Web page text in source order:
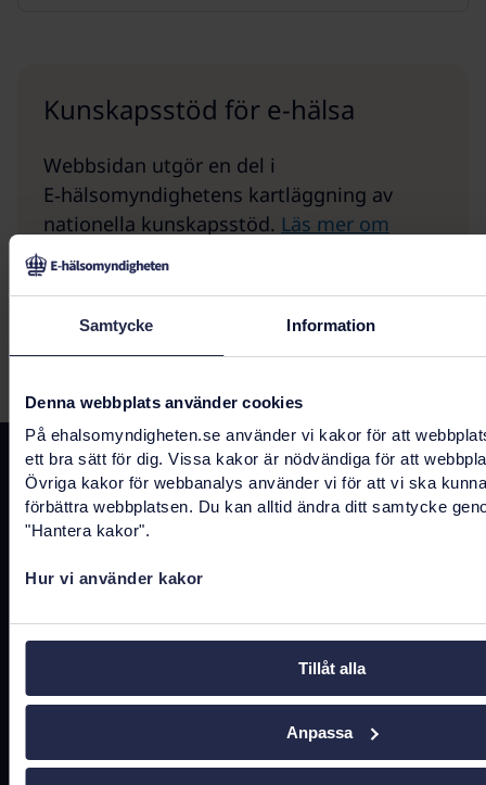
Samtycke Information
Denna webbplats använder cookies
På ehalsomyndigheten.se använder vi kakor för att
ett bra sätt för dig. Vissa kakor är nödvändiga för att
Övriga kakor för webbanalys använder vi för att vi ska
förbättra webbplatsen. Du kan alltid ändra ditt samtycke
"Hantera kakor".
Hur vi använder kakor
Tillåt alla
Anpassa
Kunskapsstöd för e-hälsa
Webbsidan utgör en del i
E‑hälsomyndighetens kartläggning av
nationella kunskapsstöd. Läs mer om
kunskapsstöd för e-hälsa här
Kontakta oss
registrator@ehalsomyndigheten.se
Tel.
Fler kontaktuppgifter